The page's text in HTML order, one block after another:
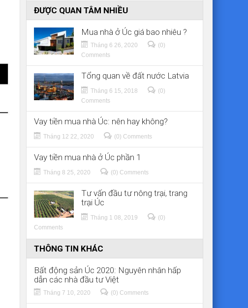
ĐƯỢC QUAN TÂM NHIỀU
Mua nhà ở Úc giá bao nhiêu ?
Tháng 6 26, 2020
(0)
Comments
Tổng quan về đất nước Latvia
Tháng 6 15, 2018
(0)
Comments
Vay tiền mua nhà Úc: nên hay không?
Tháng 12 22, 2020 (0) Comments
Vay tiền mua nhà ở Úc phần 1
Tháng 8 25, 2020 (0) Comments
Tư vấn đầu tư nông trại, trang
trại Úc
Tháng 1 08, 2019
(0)
Comments
THÔNG TIN KHÁC
Bất động sản Úc 2020: Nguyên nhân hấp
dẫn các nhà đầu tư Việt
Tháng 7 10, 2020 (0) Comments